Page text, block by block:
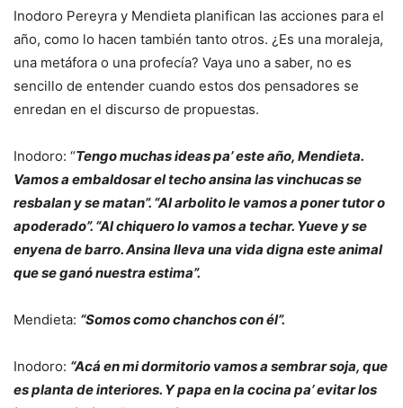
Inodoro Pereyra y Mendieta planifican las acciones para el
año, como lo hacen también tanto otros. ¿Es una moraleja,
una metáfora o una profecía? Vaya uno a saber, no es
sencillo de entender cuando estos dos pensadores se
enredan en el discurso de propuestas.
Inodoro: “Tengo muchas ideas pa’ este año, Mendieta.
Vamos a embaldosar el techo ansina las vinchucas se
resbalan y se matan”. “Al arbolito le vamos a poner tutor o
apoderado”. “Al chiquero lo vamos a techar. Yueve y se
enyena de barro. Ansina lleva una vida digna este animal
que se ganó nuestra estima”.
Mendieta: “Somos como chanchos con él”.
Inodoro: “Acá en mi dormitorio vamos a sembrar soja, que
es planta de interiores. Y papa en la cocina pa’ evitar los